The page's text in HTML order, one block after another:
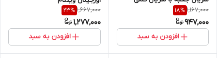
سوپرفست
1,167,000
18%
947,000
افزودن به سبد
1,667,000
23%
1,277,000
افزودن به سبد